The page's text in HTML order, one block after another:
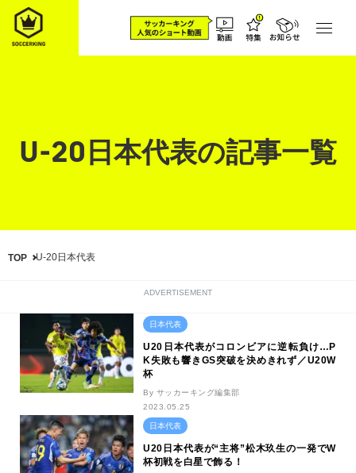
U-20日本代表の記事一覧
TOP U-20日本代表
ADVERTISEMENT
日本代表
U20日本代表がコロンビアに逆転負け…P
K失敗も響きGS突破を決めきれず／U20W
杯
By サッカーキング編集部
2023.05.25
日本代表
U20日本代表が“主将”松木玖生の一発でW
杯初戦を白星で飾る！